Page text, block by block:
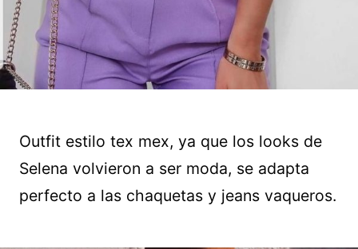
Outfit estilo tex mex, ya que los looks de
Selena volvieron a ser moda, se adapta
perfecto a las chaquetas y jeans vaqueros.